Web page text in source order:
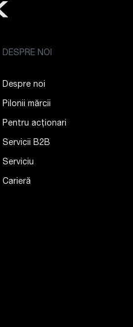
DESPRE NOI
Despre noi
Pilonii mărcii
Pentru acționari
Servicii B2B
Serviciu
Carieră